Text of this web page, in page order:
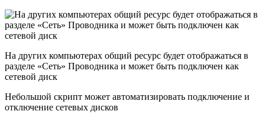
На других компьютерах общий ресурс будет отображаться в
разделе «Сеть» Проводника и может быть подключен как
сетевой диск
Небольшой скрипт может автоматизировать подключение и
отключение сетевых дисков